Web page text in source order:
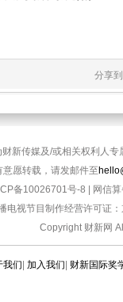
分享
新传媒及/或相关权利人
意愿转载，请发邮件至
备10026701号-8
网信
电视节目制作经营许可证
Copyright 财新网
我们 加入我们 财新国际奖